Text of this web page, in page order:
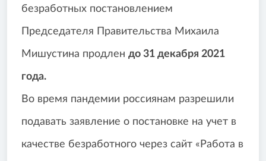
безработных постановлением
Председателя Правительства Михаила
Мишустина продлен до 31 декабря 2021
года.
Во время пандемии россиянам разрешили
подавать заявление о постановке на учет в
качестве безработного через сайт «Работа в